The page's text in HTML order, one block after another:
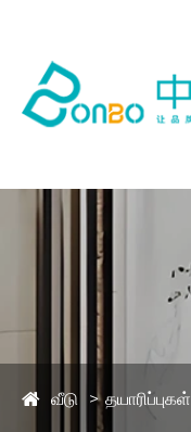
வீடு தயாரிப்புகள்